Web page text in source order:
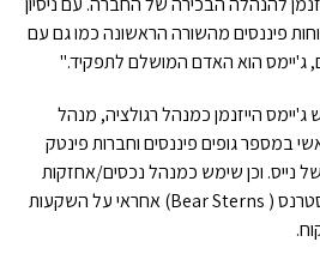
פיננסים מהשורה הראשונה כמו גם עם
ג'יימס הוא האדם המושלם לתפקיד."
שימש ג'יימס הייזנמן כמנהל רגולציה, מנהל
במספר גופים פיננסים וחברות פינטק
נייס. וכן שימש כמנהל נכסים/אחזקות
גלובלי בבנק ההשקעות בר סטרנס ( Bear Sterns) אחראי על השקעות